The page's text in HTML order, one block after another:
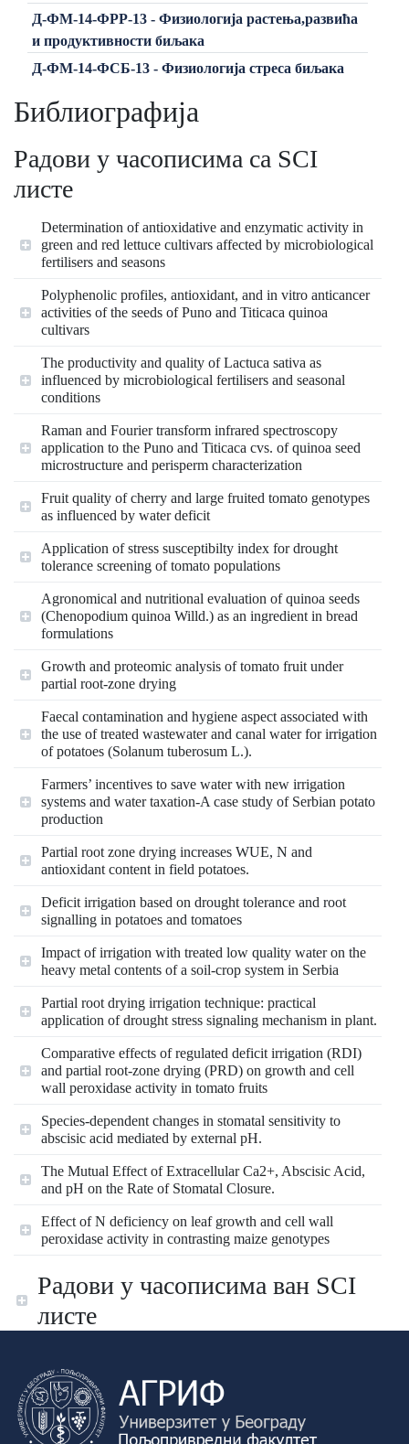
Д-ФМ-14-ФРР-13 - Физиологија растења,развића
и продуктивности биљака
Д-ФМ-14-ФСБ-13 - Физиологија стреса биљака
Библиографија
Радови у часописима са SCI
листе
Determination of antioxidative and enzymatic activity in
green and red lettuce cultivars affected by microbiological
fertilisers and seasons
Polyphenolic profiles, antioxidant, and in vitro anticancer
activities of the seeds of Puno and Titicaca quinoa
cultivars
The productivity and quality of Lactuca sativa as
influenced by microbiological fertilisers and seasonal
conditions
Raman and Fourier transform infrared spectroscopy
application to the Puno and Titicaca cvs. of quinoa seed
microstructure and perisperm characterization
Fruit quality of cherry and large fruited tomato genotypes
as influenced by water deficit
Application of stress susceptibilty index for drought
tolerance screening of tomato populations
Agronomical and nutritional evaluation of quinoa seeds
(Chenopodium quinoa Willd.) as an ingredient in bread
formulations
Growth and proteomic analysis of tomato fruit under
partial root-zone drying
Faecal contamination and hygiene aspect associated with
the use of treated wastewater and canal water for irrigation
of potatoes (Solanum tuberosum L.).
Farmers’ incentives to save water with new irrigation
systems and water taxation-A case study of Serbian potato
production
Partial root zone drying increases WUE, N and
antioxidant content in field potatoes.
Deficit irrigation based on drought tolerance and root
signalling in potatoes and tomatoes
Impact of irrigation with treated low quality water on the
heavy metal contents of a soil-crop system in Serbia
Partial root drying irrigation technique: practical
application of drought stress signaling mechanism in plant.
Comparative effects of regulated deficit irrigation (RDI)
and partial root-zone drying (PRD) on growth and cell
wall peroxidase activity in tomato fruits
Species-dependent changes in stomatal sensitivity to
abscisic acid mediated by external pH.
The Mutual Effect of Extracellular Ca2+, Abscisic Acid,
and pH on the Rate of Stomatal Closure.
Effect of N deficiency on leaf growth and cell wall
peroxidase activity in contrasting maize genotypes
Радови у часописима ван SCI
листе